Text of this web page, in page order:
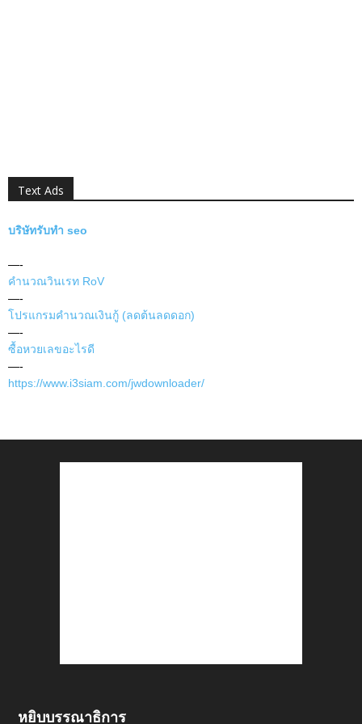
Text Ads
บริษัทรับทำ seo
—-
คำนวณวินเรท RoV
—-
โปรแกรมคำนวณเงินกู้ (ลดต้นลดดอก)
—-
ซื้อหวยเลขอะไรดี
—-
https://www.i3siam.com/jwdownloader/
หยิบบรรณาธิการ